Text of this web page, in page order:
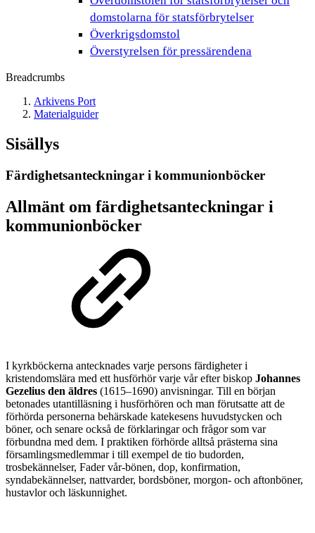
domstolarna för statsförbrytelser
Överkrigsdomstol
Överstyrelsen för pressärendena
Breadcrumbs
Arkivens Port
Materialguider
Sisällys
Färdighetsanteckningar i kommunionböcker
Allmänt om färdighetsanteckningar i
kommunionböcker
I kyrkböckerna antecknades varje persons färdigheter i
kristendomslära med ett husförhör varje vår efter biskop Johannes
Gezelius den äldres (1615–1690) anvisningar. Till en början
betonades utantilläsning i husförhören och man förutsatte att de
förhörda personerna behärskade katekesens huvudstycken och
böner, och senare också de förklaringar och frågor som var
förbundna med dem. I praktiken förhörde alltså prästerna sina
församlingsmedlemmar i till exempel de tio budorden,
trosbekännelser, Fader vår-bönen, dop, konfirmation,
syndabekännelser, nattvarder, bordsböner, morgon- och aftonböner,
hustavlor och läskunnighet.